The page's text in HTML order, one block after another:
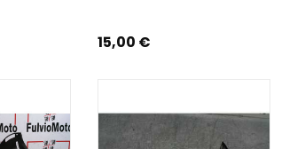
Prix
15,00 €